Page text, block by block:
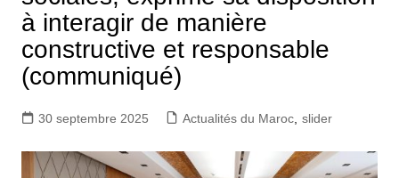
à interagir de manière
constructive et responsable
(communiqué)
30 septembre 2025 Actualités du Maroc, slider